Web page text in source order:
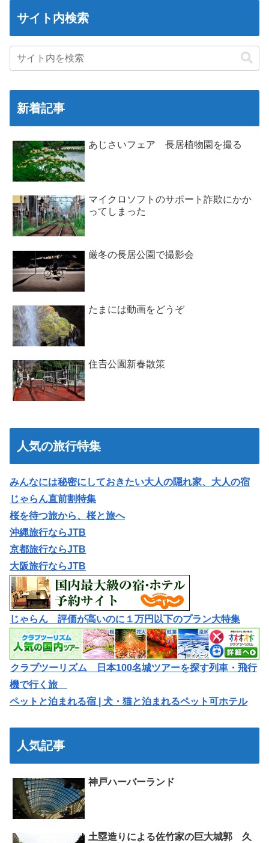
サイト内検索
新着記事
あじさいフェア 長居植物園を撮る
マイクロソフトのサポート詐欺にかか
ってしまった
厳冬の長居公園で撮影会
たまには動画をどうぞ
住𠮷公園新春散策
人気の旅行特集
みんなには秘密にしておきたい大人の隠れ家、大人の宿
じゃらん直前割特集
桜を待つ旅から、桜と旅へ
沖縄旅行ならJTB
京都旅行ならJTB
大阪旅行ならJTB
じゃらん 評価が高いのに１万円以下のプラン大特集
クラブツーリズム 日本100名城ツアーを探す列車・飛行
機で行く旅
ペットと泊まれる宿 | 犬・猫と泊まれるペット可ホテル
人気記事
神戸ハーバーランド
土塁造りによる佐竹家の巨大城郭 久